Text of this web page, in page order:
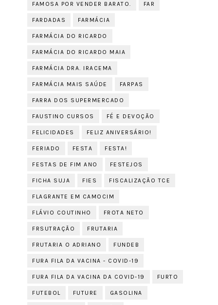
FAMOSA POR VENDER BARATO. FAR
FARDADAS FARMÁCIA
FARMÁCIA DO RICARDO
FARMÁCIA DO RICARDO MAIA
FARMÁCIA DRA. IRACEMA
FARMÁCIA MAIS SAÚDE FARPAS
FARRA DOS SUPERMERCADO
FAUSTINO CURSOS FÉ E DEVOÇÃO
FELICIDADES FELIZ ANIVERSÁRIO!
FERIADO FESTA FESTA!
FESTAS DE FIM ANO FESTEJOS
FICHA SUJA FIES FISCALIZAÇÃO TCE
FLAGRANTE EM CAMOCIM
FLÁVIO COUTINHO FROTA NETO
FRSUTRAÇÃO FRUTARIA
FRUTARIA O ADRIANO FUNDEB
FURA FILA DA VACINA - COVID-19
FURA FILA DA VACINA DA COVID-19 FURTO
FUTEBOL FUTURE GASOLINA